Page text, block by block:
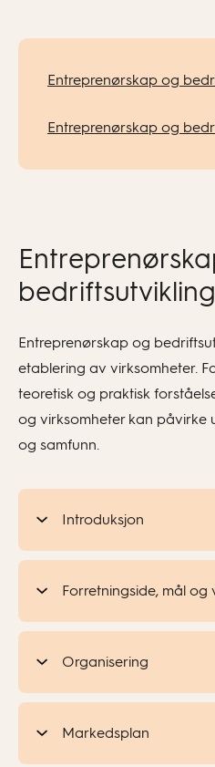
Entreprenørskap og
Entreprenørskap og
bedriftsutvikling
Entreprenørskap og
etablering av virksomheter.
teoretisk og praktisk
og virksomheter kan påvirke
og samfunn.
Introduksjon
Forretningside, mål og
Organisering
Markedsplan